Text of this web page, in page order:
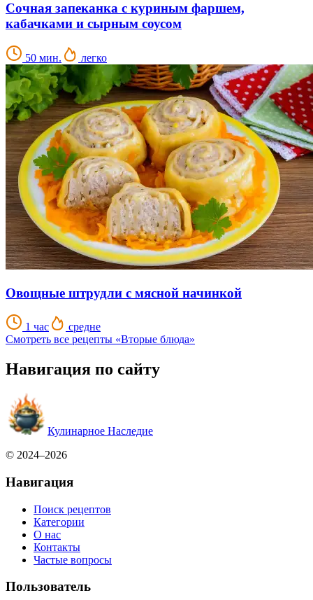
Сочная запеканка с куриным фаршем,
кабачками и сырным соусом
50 мин. легко
Овощные штрудли с мясной начинкой
1 час
средне
Смотреть все рецепты «Вторые блюда»
Навигация по сайту
Кулинарное Наследие
© 2024–2026
Навигация
Поиск рецептов
Категории
О нас
Контакты
Частые вопросы
Пользователь